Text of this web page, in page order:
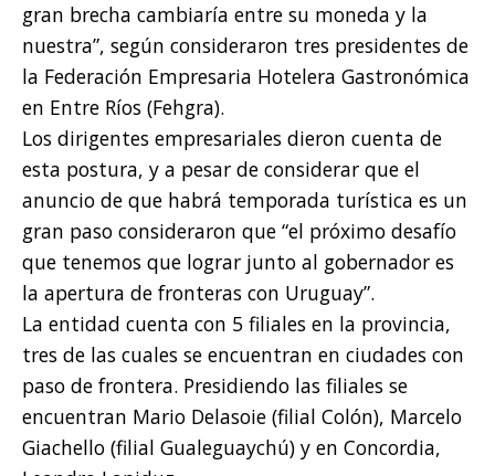
gran brecha cambiaría entre su moneda y la
nuestra”, según consideraron tres presidentes de
la Federación Empresaria Hotelera Gastronómica
en Entre Ríos (Fehgra).
Los dirigentes empresariales dieron cuenta de
esta postura, y a pesar de considerar que el
anuncio de que habrá temporada turística es un
gran paso consideraron que “el próximo desafío
que tenemos que lograr junto al gobernador es
la apertura de fronteras con Uruguay”.
La entidad cuenta con 5 filiales en la provincia,
tres de las cuales se encuentran en ciudades con
paso de frontera. Presidiendo las filiales se
encuentran Mario Delasoie (filial Colón), Marcelo
Giachello (filial Gualeguaychú) y en Concordia,